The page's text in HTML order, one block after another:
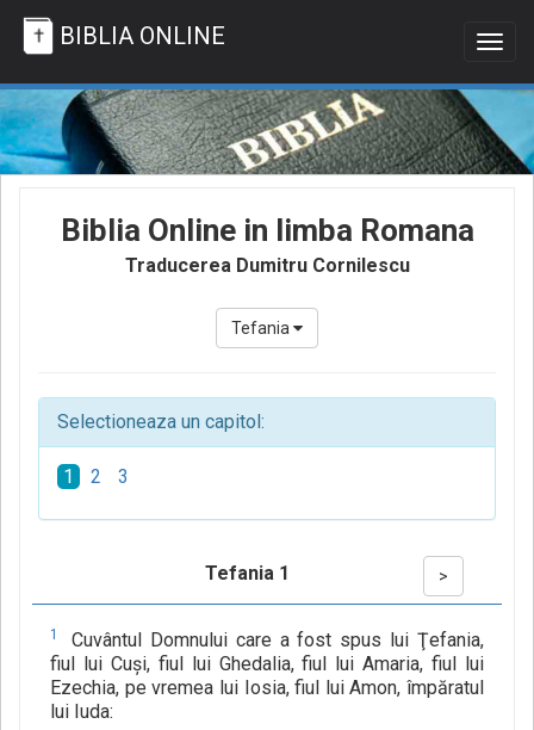
BIBLIA ONLINE
Biblia Online in limba Romana
Traducerea Dumitru Cornilescu
Tefania
Selectioneaza un capitol:
1 2 3
Tefania 1 >
1
Cuvântul Domnului care a fost spus lui Ţefania,
fiul lui Cuşi, fiul lui Ghedalia, fiul lui Amaria, fiul lui
Ezechia, pe vremea lui Iosia, fiul lui Amon, împăratul
lui Iuda: